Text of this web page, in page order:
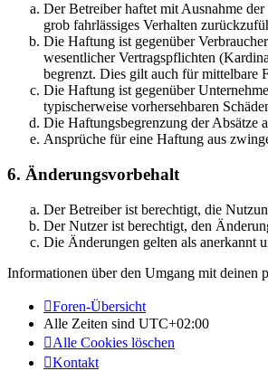
Der Betreiber haftet mit Ausnahme
grob fahrlässiges Verhalten
Die Haftung ist gegenüber
wesentlicher Vertragspflichten
begrenzt. Dies gilt auch für mittelbare
Die Haftung ist gegenüber
typischerweise vorhersehbaren
Die Haftungsbegrenzung der Absätze
Ansprüche für eine Haftung aus
6. Änderungsvorbehalt
Der Betreiber ist berechtigt, die
Der Nutzer ist berechtigt, den
Die Änderungen gelten als anerkannt
Informationen über den Umgang mit deinen
Foren-Übersicht
Alle Zeiten sind UTC+02:00
Alle Cookies löschen
Kontakt